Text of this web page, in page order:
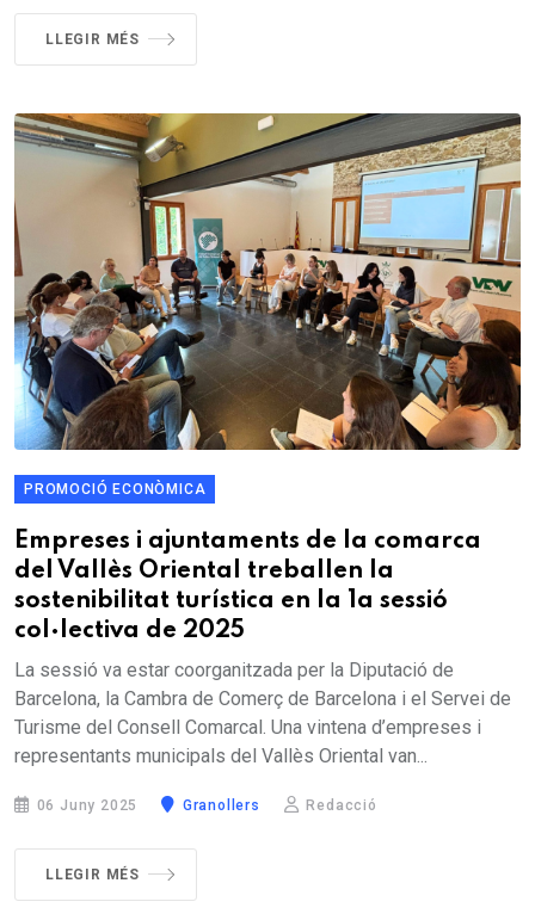
LLEGIR MÉS
PROMOCIÓ ECONÒMICA
Empreses i ajuntaments de la comarca
del Vallès Oriental treballen la
sostenibilitat turística en la 1a sessió
col·lectiva de 2025
La sessió va estar coorganitzada per la Diputació de
Barcelona, la Cambra de Comerç de Barcelona i el Servei de
Turisme del Consell Comarcal. Una vintena d’empreses i
representants municipals del Vallès Oriental van...
06 Juny 2025 Granollers Redacció
LLEGIR MÉS